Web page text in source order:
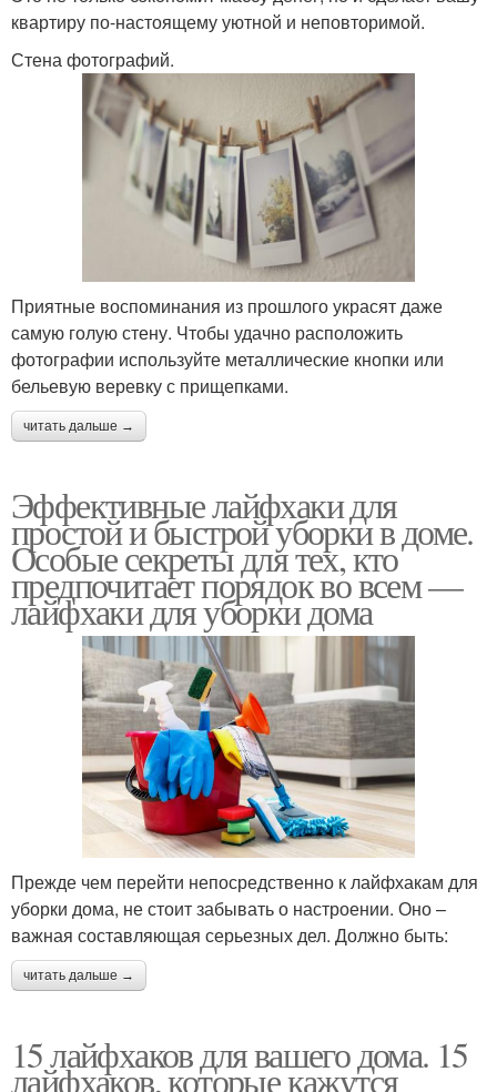
квартиру по-настоящему уютной и неповторимой.
Стена фотографий.
Приятные воспоминания из прошлого украсят даже
самую голую стену. Чтобы удачно расположить
фотографии используйте металлические кнопки или
бельевую веревку с прищепками.
читать дальше →
Эффективные лайфхаки для
простой и быстрой уборки в доме.
Особые секреты для тех, кто
предпочитает порядок во всем —
лайфхаки для уборки дома
Прежде чем перейти непосредственно к лайфхакам для
уборки дома, не стоит забывать о настроении. Оно –
важная составляющая серьезных дел. Должно быть:
читать дальше →
15 лайфхаков для вашего дома. 15
лайфхаков, которые кажутся